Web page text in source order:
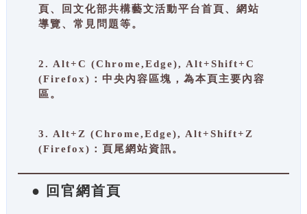
頁、回文化部共構藝文活動平台首頁、網站
導覽、常見問題等。
2. Alt+C (Chrome,Edge), Alt+Shift+C
(Firefox)：中央內容區塊，為本頁主要內容
區。
3. Alt+Z (Chrome,Edge), Alt+Shift+Z
(Firefox)：頁尾網站資訊。
● 回官網首頁